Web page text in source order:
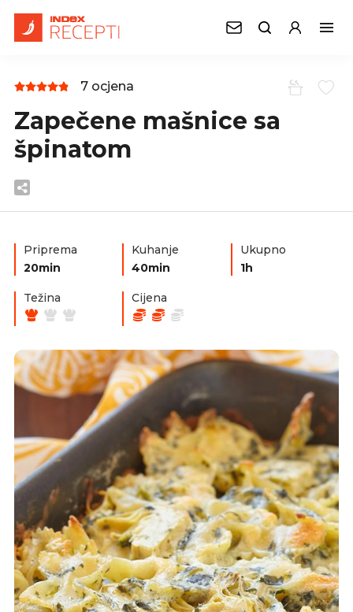
7 ocjena
Zapečene mašnice sa
špinatom
Priprema
20min
Kuhanje
40min
Ukupno
1h
Težina Cijena